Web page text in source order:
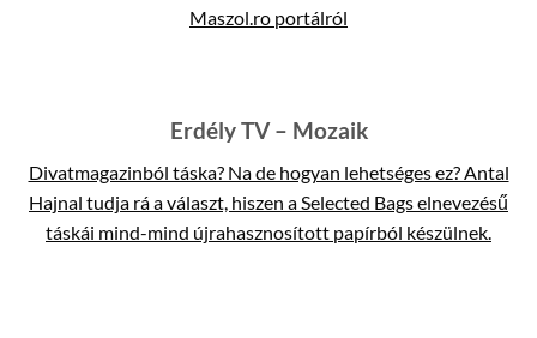
Maszol.ro portálról
Erdély TV – Mozaik
Divatmagazinból táska? Na de hogyan lehetséges ez? Antal
Hajnal tudja rá a választ, hiszen a Selected Bags elnevezésű
táskái mind-mind újrahasznosított papírból készülnek.